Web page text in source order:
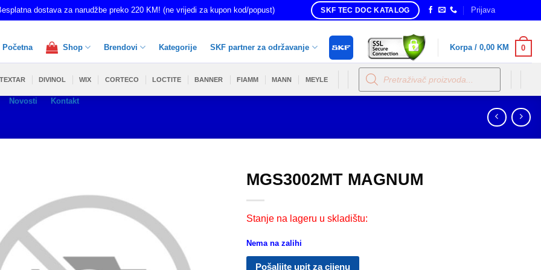
dostava za narudžbe preko 220 KM! (ne vrijedi za kupon kod/popust) SKF TEC DOC KATALOG Prijava
Početna Shop Brendovi Kategorije SKF partner za održavanje
Novosti Kontakt
Korpa / 0,00 KM 0
TEXTAR DIVINOL WIX CORTECO LOCTITE BANNER FIAMM MANN MEYLE
Products
search
MGS3002MT MAGNUM
Stanje na lageru u skladištu:
Nema na zalihi
Pošaljite upit za cijenu